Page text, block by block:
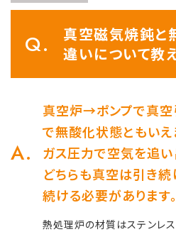
真空磁気焼鈍と
違いについて教
真空炉→ポンプで真
で無酸化状態ともい
ガス圧力で空気を追
どちらも真空は引き続
続ける必要があります。
熱処理炉の材質はステンレ